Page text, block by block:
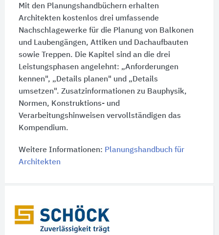
Mit den Planungshandbüchern erhalten
Architekten kostenlos drei umfassende
Nachschlagewerke für die Planung von Balkonen
und Laubengängen, Attiken und Dachaufbauten
sowie Treppen. Die Kapitel sind an die drei
Leistungsphasen angelehnt: „Anforderungen
kennen", „Details planen" und „Details
umsetzen". Zusatzinformationen zu Bauphysik,
Normen, Konstruktions- und
Verarbeitungshinweisen vervollständigen das
Kompendium.
Weitere Informationen: Planungshandbuch für
Architekten
Schnelleinstiege